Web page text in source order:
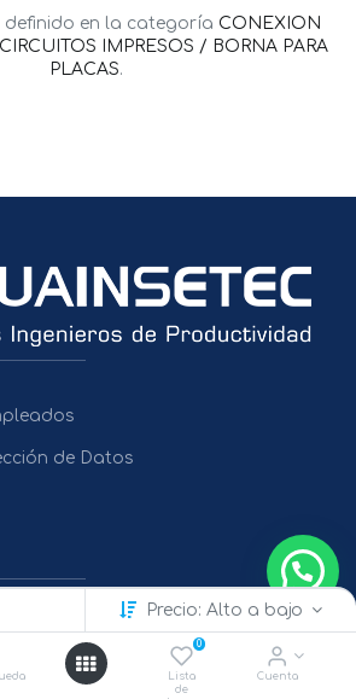
Precio: Alto a bajo
0
Lista
de
Cuenta
en la categoría CONEXION
IMPRESOS / BORNA PARA
PLACAS.
de Datos
/ 2269 148 / 2261 979